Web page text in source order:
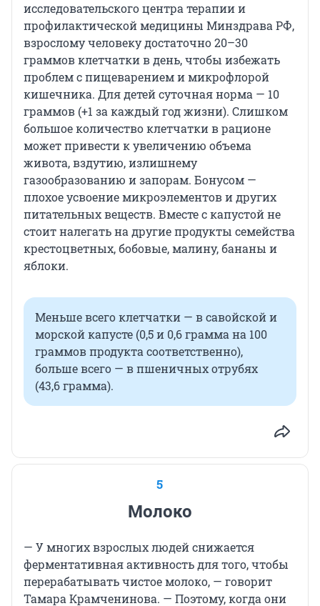
исследовательского центра терапии и
профилактической медицины Минздрава РФ,
взрослому человеку достаточно 20–30
граммов клетчатки в день, чтобы избежать
проблем с пищеварением и микрофлорой
кишечника. Для детей суточная норма — 10
граммов (+1 за каждый год жизни). Слишком
большое количество клетчатки в рационе
может привести к увеличению объема
живота, вздутию, излишнему
газообразованию и запорам. Бонусом —
плохое усвоение микроэлементов и других
питательных веществ. Вместе с капустой не
стоит налегать на другие продукты семейства
крестоцветных, бобовые, малину, бананы и
яблоки.
Меньше всего клетчатки — в савойской и
морской капусте (0,5 и 0,6 грамма на 100
граммов продукта соответственно),
больше всего — в пшеничных отрубях
(43,6 грамма).
5
Молоко
— У многих взрослых людей снижается
ферментативная активность для того, чтобы
перерабатывать чистое молоко, — говорит
Тамара Крамченинова. — Поэтому, когда они